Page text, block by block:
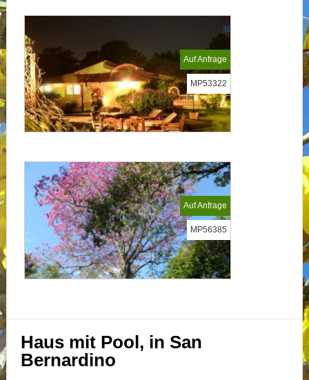
Auf Anfrage
MP53322
Auf Anfrage
MP56385
Haus mit Pool, in San
Bernardino